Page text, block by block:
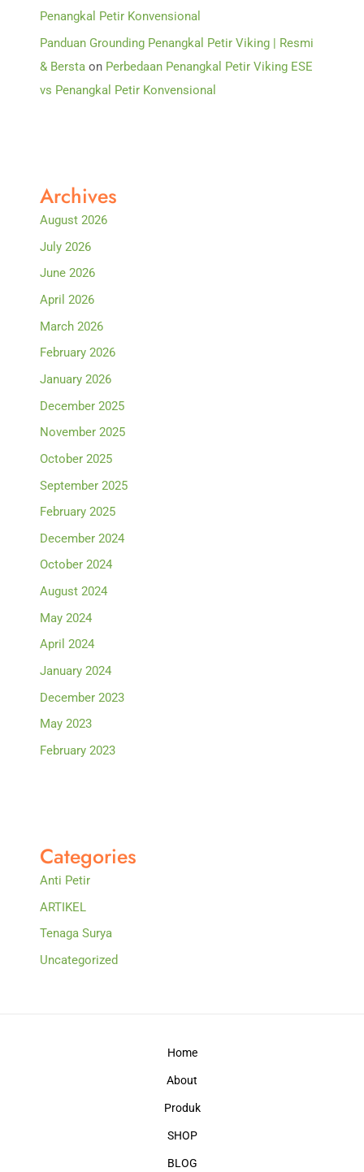
Penangkal Petir Konvensional
Panduan Grounding Penangkal Petir Viking | Resmi
& Bersta on Perbedaan Penangkal Petir Viking ESE
vs Penangkal Petir Konvensional
Archives
August 2026
July 2026
June 2026
April 2026
March 2026
February 2026
January 2026
December 2025
November 2025
October 2025
September 2025
February 2025
December 2024
October 2024
August 2024
May 2024
April 2024
January 2024
December 2023
May 2023
February 2023
Categories
Anti Petir
ARTIKEL
Tenaga Surya
Uncategorized
Home
About
Produk
SHOP
BLOG